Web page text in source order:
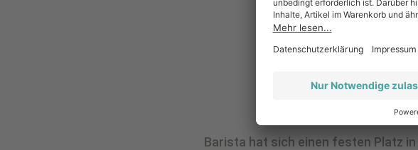
LEIDENSCHAFT IN
Barista hat sich einen festen Platz